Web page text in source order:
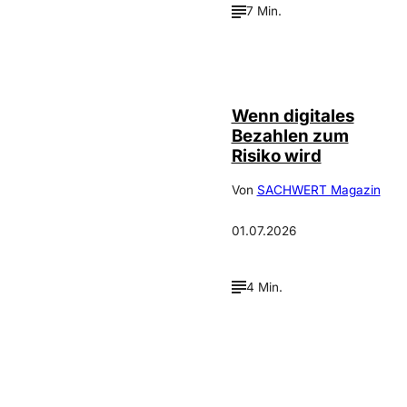
7 Min.
Wenn digitales
Bezahlen zum
Risiko wird
Von SACHWERT Magazin
01.07.2026
4 Min.